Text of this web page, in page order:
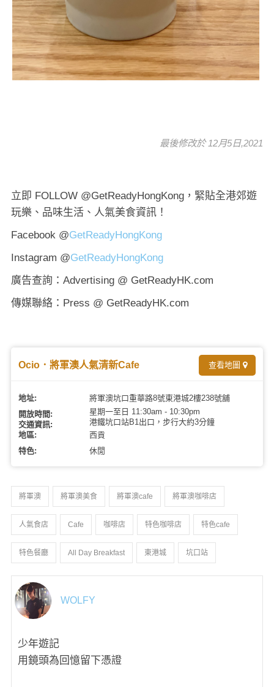
最後修改於 12月5日,2021
立即 FOLLOW @GetReadyHongKong，緊貼全港郊遊
玩樂、品味生活、人氣美食資訊！
Facebook @GetReadyHongKong
Instagram @GetReadyHongKong
廣告查詢：Advertising @ GetReadyHK.com
傳媒聯絡：Press @ GetReadyHK.com
Ocio．將軍澳人氣清新Cafe 查看地圖
地址:
將軍澳坑口重華路8號東港城2樓238號舖
開放時間:
星期一至日 11:30am - 10:30pm
交通資訊:
港鐵坑口站B1出口，步行大約3分鐘
地區:
西貢
特色:
休閒
將軍澳 將軍澳美食 將軍澳cafe 將軍澳咖啡店
人氣食店 Cafe 咖啡店 特色咖啡店 特色cafe
特色餐廳 All Day Breakfast 東港城 坑口站
WOLFY
少年遊記
用鏡頭為回憶留下憑證